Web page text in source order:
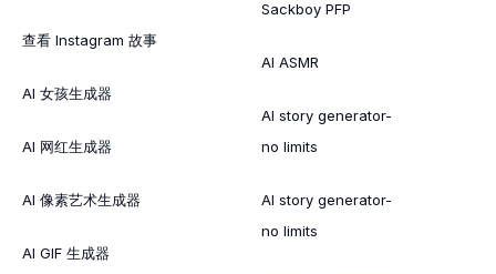
查看 Instagram 故事
AI 女孩生成器
AI 网红生成器
AI 像素艺术生成器
AI GIF 生成器
Sackboy PFP
AI ASMR
AI story generator-
no limits
AI story generator-
no limits